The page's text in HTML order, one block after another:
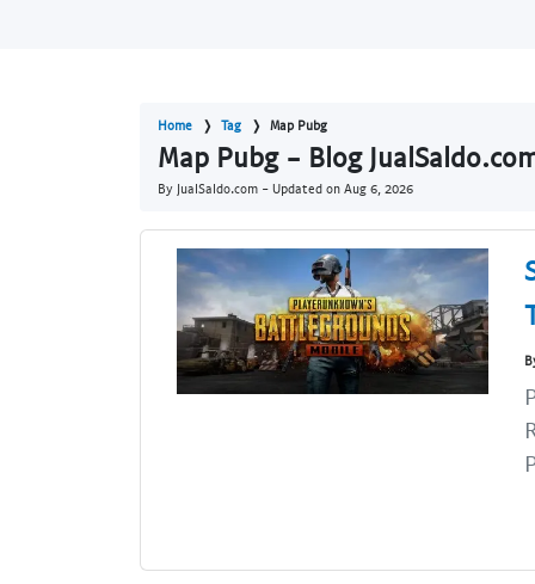
Home Tag Map Pubg
Map Pubg - Blog
By JualSaldo.com - Updated on Aug 6, 2026